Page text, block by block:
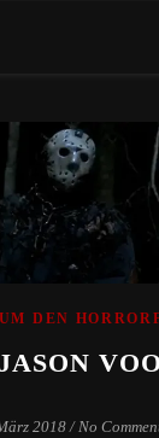
DEN
2018 / No